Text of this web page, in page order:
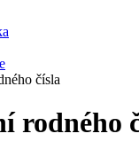
čísla
rodného